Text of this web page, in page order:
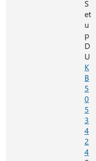
S
et
u
p
D
U
K
B
5
0
5
3
4
2
4